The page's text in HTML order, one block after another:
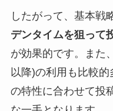
したがって、基本戦
デンタイムを狙って
が効果的です。また
以降)の利用も比較
の特性に合わせて投